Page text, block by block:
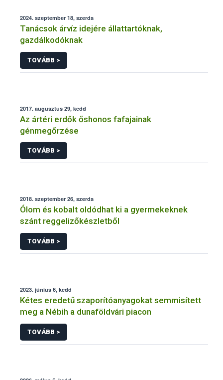
2024. szeptember 18, szerda
Tanácsok árvíz idejére állattartóknak,
gazdálkodóknak
TOVÁBB >
2017. augusztus 29, kedd
Az ártéri erdők őshonos fafajainak
génmegőrzése
TOVÁBB >
2018. szeptember 26, szerda
Ólom és kobalt oldódhat ki a gyermekeknek
szánt reggelizőkészletből
TOVÁBB >
2023. június 6, kedd
Kétes eredetű szaporítóanyagokat semmisített
meg a Nébih a dunaföldvári piacon
TOVÁBB >